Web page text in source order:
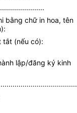
bằng chữ in hoa, tên
tắt (nếu có):
lập/đăng ký kinh